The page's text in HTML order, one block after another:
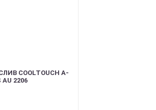
COOLTOUCH A-
AU 2206